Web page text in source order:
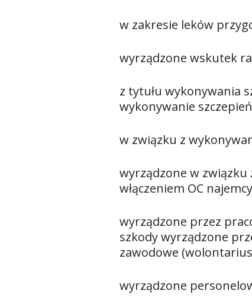
w zakresie leków
wyrządzone wskutek
z tytułu wykonywania
wykonywanie
w związku z
wyrządzone w związku
włączeniem OC
wyrządzone przez
szkody wyrządzone
zawodowe
wyrządzone